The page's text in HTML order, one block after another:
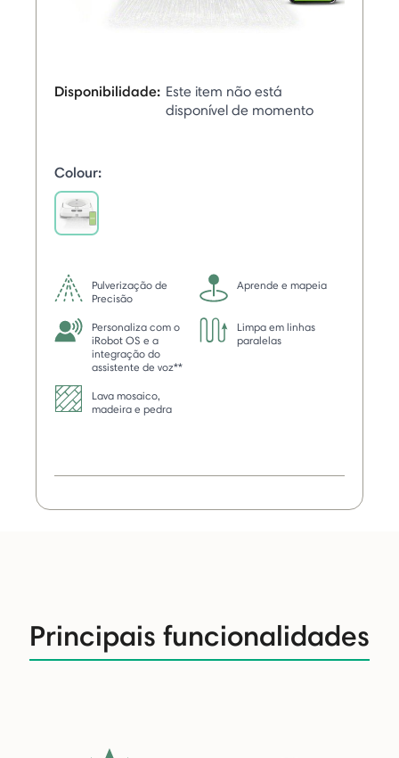
Disponibilidade: Este item não está
disponível de momento
Colour:
Pulverização de
Precisão
Aprende e mapeia
Personaliza com o
iRobot OS e a
integração do
assistente de voz**
Limpa em linhas
paralelas
Lava mosaico,
madeira e pedra
Principais funcionalidades